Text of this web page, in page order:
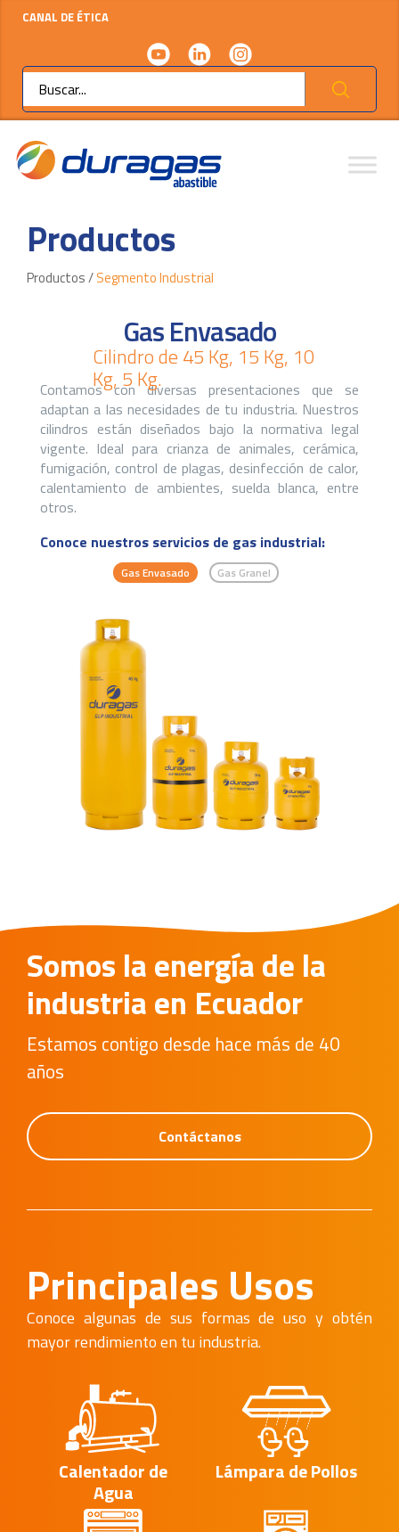
CANAL DE ÉTICA
Ok
Productos
Productos /Segmento Industrial
Gas Envasado
Conoce nuestros servicios de gas industrial:
Cilindro de 45 Kg, 15 Kg, 10
Kg, 5 Kg.
Gas Envasado Gas Granel
Contamos con diversas presentaciones que se
adaptan a las necesidades de tu industria. Nuestros
cilindros están diseñados bajo la normativa legal
vigente. Ideal para crianza de animales, cerámica,
fumigación, control de plagas, desinfección de calor,
calentamiento de ambientes, suelda blanca, entre
otros.
Somos la energía de la
industria en Ecuador
Estamos contigo desde hace más de 40
años
Contáctanos
Principales Usos
Conoce algunas de sus formas de uso y obtén
mayor rendimiento en tu industria.
Calentador de
Agua
Lámpara de Pollos